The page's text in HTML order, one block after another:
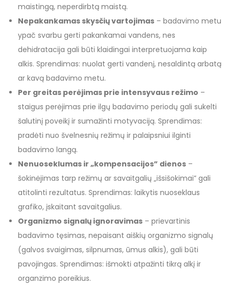
maistingą, neperdirbtą maistą.
Nepakankamas skysčių vartojimas – badavimo metu
ypač svarbu gerti pakankamai vandens, nes
dehidratacija gali būti klaidingai interpretuojama kaip
alkis. Sprendimas: nuolat gerti vandenį, nesaldintą arbatą
ar kavą badavimo metu.
Per greitas perėjimas prie intensyvaus režimo –
staigus perėjimas prie ilgų badavimo periodų gali sukelti
šalutinį poveikį ir sumažinti motyvaciją. Sprendimas:
pradėti nuo švelnesnių režimų ir palaipsniui ilginti
badavimo langą.
Nenuoseklumas ir „kompensacijos” dienos –
šokinėjimas tarp režimų ar savaitgalių „išsišokimai” gali
atitolinti rezultatus. Sprendimas: laikytis nuoseklaus
grafiko, įskaitant savaitgalius.
Organizmo signalų ignoravimas – prievartinis
badavimo tęsimas, nepaisant aiškių organizmo signalų
(galvos svaigimas, silpnumas, ūmus alkis), gali būti
pavojingas. Sprendimas: išmokti atpažinti tikrą alkį ir
organzimo poreikius.